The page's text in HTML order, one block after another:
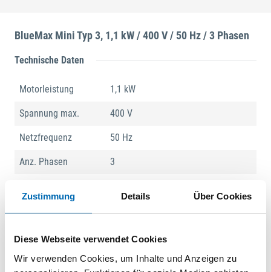
Zustimmung Details Über Cookies
Diese Webseite verwendet Cookies
Wir verwenden Cookies, um Inhalte und Anzeigen zu
BlueMax Mini Typ 3, 1,1 kW / 400 V / 50 Hz / 3 Phasen
Technische Daten
Motorleistung 1,1 kW
Spannung max. 400 V
Netzfrequenz 50 Hz
Anz. Phasen 3
Produktart
Produktbeschreibung